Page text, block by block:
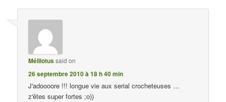
Mélilotussaid on
26 septembre 2010 à 18 h 40 min
J'adoooore !!! longue vie aux serial crocheteuses …
z'êtes super fortes ;o))